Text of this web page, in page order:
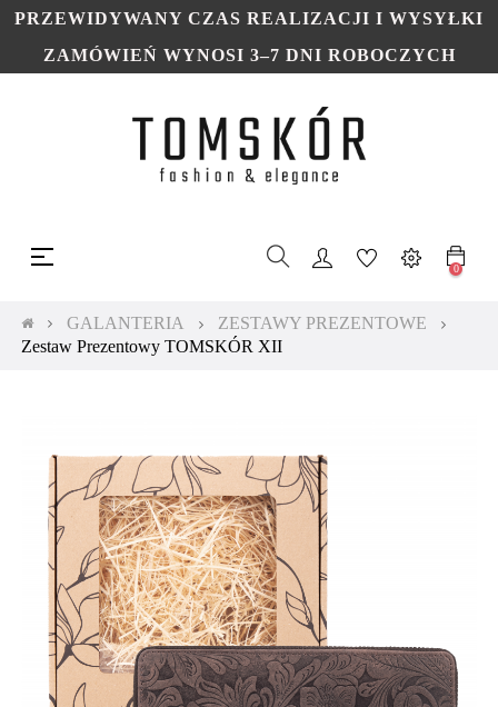
PRZEWIDYWANY CZAS REALIZACJI I WYSYŁKI
ZAMÓWIEŃ WYNOSI 3–7 DNI ROBOCZYCH
Toggle
navigation
☰
0
GALANTERIA
ZESTAWY PREZENTOWE
Zestaw Prezentowy TOMSKÓR XII